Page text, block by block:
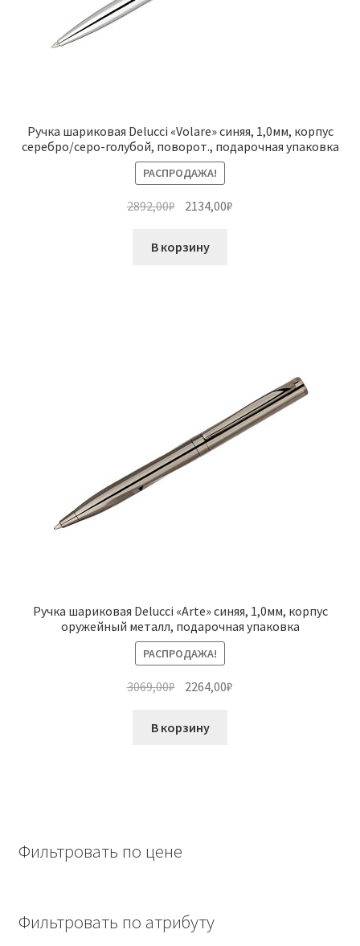
Ручка шариковая Delucci «Volare» синяя, 1,0мм, корпус
серебро/серо-голубой, поворот., подарочная упаковка
РАСПРОДАЖА!
2892,00₽ Первоначальная
составляла
2134,00₽
В корзину
Ручка шариковая Delucci «Arte» синяя, 1,0мм, корпус
оружейный металл, подарочная упаковка
РАСПРОДАЖА!
3069,00₽ Первоначальная
составляла
2264,00₽
В корзину
Фильтровать по цене
Фильтровать по атрибуту